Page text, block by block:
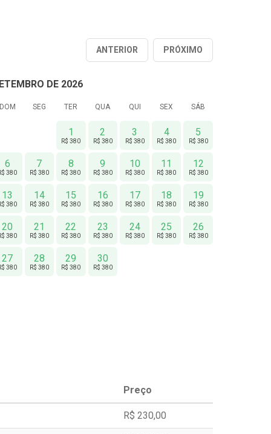
ANTERIOR PRÓXIMO
DE 2026
SEG TER QUA QUI SEX SÁB
1
R$ 380
2
R$ 380
3
R$ 380
4
R$ 380
5
R$ 380
6
380
7
R$ 380
8
R$ 380
9
R$ 380
10
R$ 380
11
R$ 380
12
R$ 380
13
380
14
R$ 380
15
R$ 380
16
R$ 380
17
R$ 380
18
R$ 380
19
R$ 380
20
380
21
R$ 380
22
R$ 380
23
R$ 380
24
R$ 380
25
R$ 380
26
R$ 380
27
380
28
R$ 380
29
R$ 380
30
R$ 380
Preço
R$ 230,00